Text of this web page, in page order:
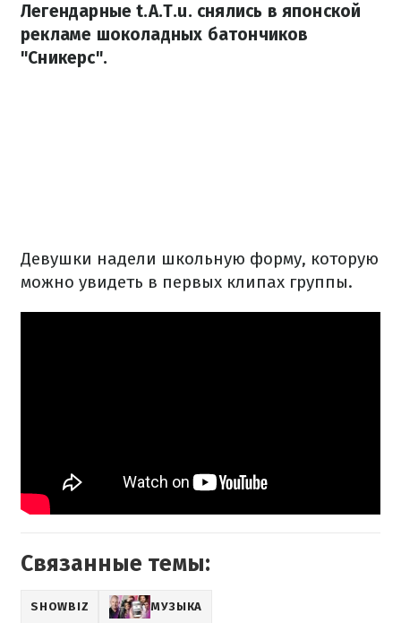
Легендарные t.A.T.u. снялись в японской
рекламе шоколадных батончиков
"Сникерс".
Девушки надели школьную форму, которую
можно увидеть в первых клипах группы.
Связанные темы:
SHOWBIZ МУЗЫКА